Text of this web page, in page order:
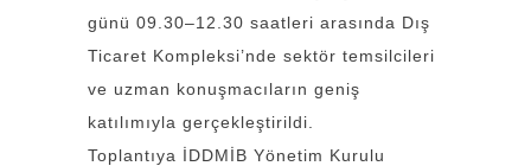
günü 09.30–12.30 saatleri arasında Dış
Ticaret Kompleksi’nde sektör temsilcileri
ve uzman konuşmacıların geniş
katılımıyla gerçekleştirildi.
Toplantıya İDDMİB Yönetim Kurulu